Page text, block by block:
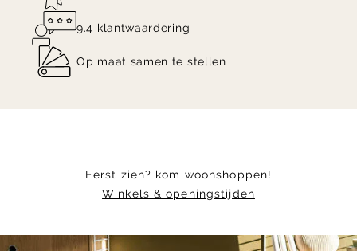
9.4 klantwaardering
Op maat samen te stellen
Eerst zien? kom woonshoppen!
Winkels & openingstijden